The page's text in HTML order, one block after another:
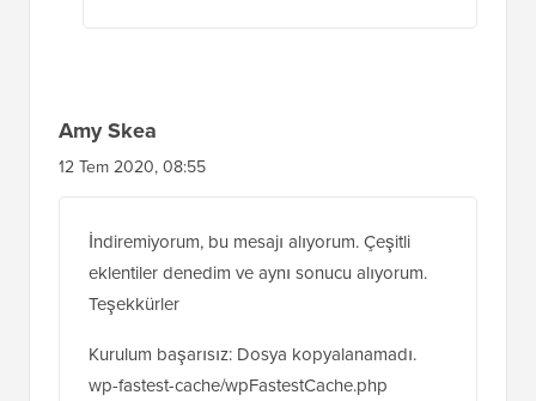
Amy Skea
12 Tem 2020, 08:55
İndiremiyorum, bu mesajı alıyorum. Çeşitli
eklentiler denedim ve aynı sonucu alıyorum.
Teşekkürler
Kurulum başarısız: Dosya kopyalanamadı.
wp-fastest-cache/wpFastestCache.php